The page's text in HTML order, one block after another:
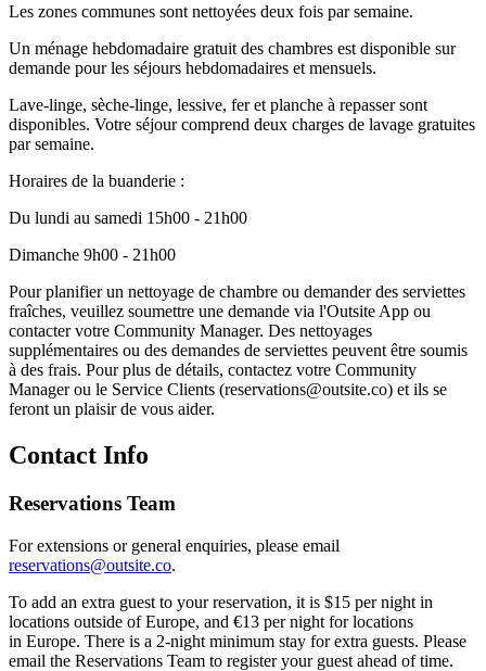
Les zones communes sont nettoyées deux fois par semaine.
Un ménage hebdomadaire gratuit des chambres est disponible sur
demande pour les séjours hebdomadaires et mensuels.
Lave-linge, sèche-linge, lessive, fer et planche à repasser sont
disponibles. Votre séjour comprend deux charges de lavage gratuites
par semaine.
Horaires de la buanderie :
Du lundi au samedi 15h00 - 21h00
Dimanche 9h00 - 21h00
Pour planifier un nettoyage de chambre ou demander des serviettes
fraîches, veuillez soumettre une demande via l'Outsite App ou
contacter votre Community Manager. Des nettoyages
supplémentaires ou des demandes de serviettes peuvent être soumis
à des frais. Pour plus de détails, contactez votre Community
Manager ou le Service Clients (reservations@outsite.co) et ils se
feront un plaisir de vous aider.
Contact Info
Reservations Team
For extensions or general enquiries, please email
reservations@outsite.co.
To add an extra guest to your reservation, it is $15 per night in
locations outside of Europe, and €13 per night for locations
in Europe. There is a 2-night minimum stay for extra guests. Please
email the Reservations Team to register your guest ahead of time.